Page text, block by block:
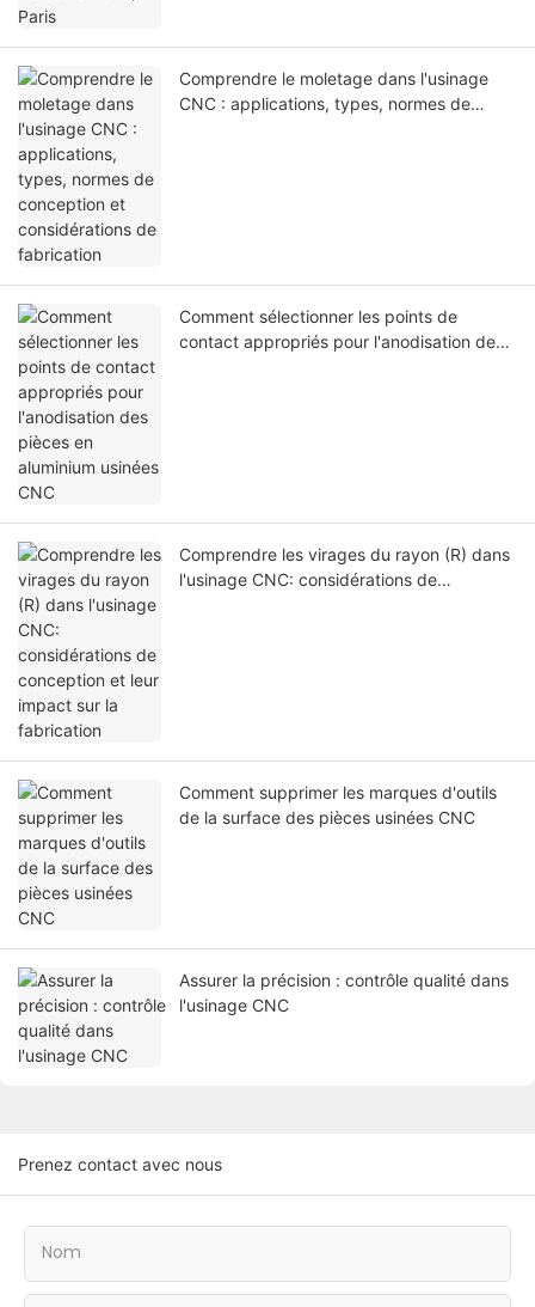
Comprendre le moletage dans l'usinage
CNC : applications, types, normes de
Comment sélectionner les points de
contact appropriés pour l'anodisation des
Comprendre les virages du rayon (R) dans
l'usinage CNC: considérations de
Comment supprimer les marques d'outils
de la surface des pièces usinées CNC
Assurer la précision : contrôle qualité dans
l'usinage CNC
Prenez contact avec nous
Nom